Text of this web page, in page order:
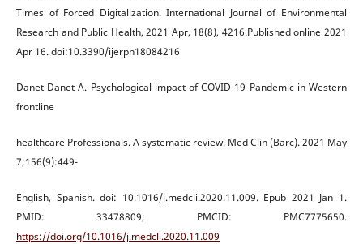
Times of Forced Digitalization. International Journal of Environmental
Research and Public Health, 2021 Apr, 18(8), 4216.Published online 2021
Apr 16. doi:10.3390/ijerph18084216
Danet Danet A. Psychological impact of COVID-19 Pandemic in Western
frontline
healthcare Professionals. A systematic review. Med Clin (Barc). 2021 May
7;156(9):449-
English, Spanish. doi: 10.1016/j.medcli.2020.11.009. Epub 2021 Jan 1.
PMID: 33478809; PMCID: PMC7775650.
https://doi.org/10.1016/j.medcli.2020.11.009